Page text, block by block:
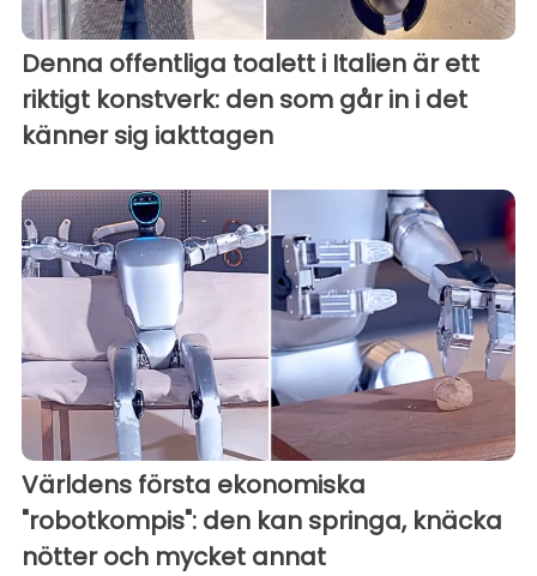
Denna offentliga toalett i Italien är ett
riktigt konstverk: den som går in i det
känner sig iakttagen
Världens första ekonomiska
"robotkompis": den kan springa, knäcka
nötter och mycket annat